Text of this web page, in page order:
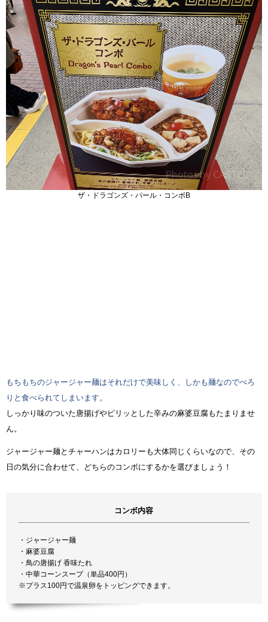
ザ・ドラゴンズ・パール・コンボB
もちもちのジャージャー麺はそれだけで美味しく、しかも麺なのでぺろ
りと食べられてしまいます。
しっかり味のついた唐揚げやピリッとした辛みの麻婆豆腐もたまりませ
ん。
ジャージャー麺とチャーハンはカロリーも大体同じくらいなので、その
日の気分に合わせて、どちらのコンボにするかを選びましょう！
コンボ内容
・ジャージャー麺
・麻婆豆腐
・鳥の唐揚げ 香味たれ
・中華コーンスープ（単品400円）
※プラス100円で温泉卵をトッピングできます。